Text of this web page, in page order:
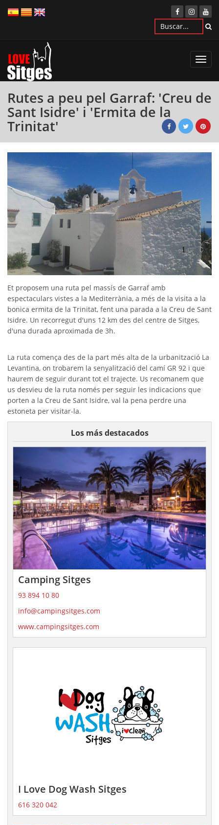
Rutes a peu pel Garraf: 'Creu de
Sant Isidre' i 'Ermita de la
Trinitat'
Et proposem una ruta pel massís de Garraf amb
espectaculars vistes a la Mediterrània, a més de la visita a la
bonica ermita de la Trinitat, fent una parada a la Creu de Sant
Isidre. Un recorregut d'uns 12 km des del centre de Sitges,
d'una durada aproximada de 3h.
La ruta comença des de la part més alta de la urbanització La
Levantina, on trobarem la senyalització del camí GR 92 i que
haurem de seguir durant tot el trajecte. Us recomanem que
us desvieu de la ruta només per seguir les indicacions que
porten a la Creu de Sant Isidre, val la pena perdre una
estoneta per visitar-la.
Los más destacados
Camping Sitges
93 894 10 80
info@campingsitges.com
www.campingsitges.com
I Love Dog Wash Sitges
616 320 042